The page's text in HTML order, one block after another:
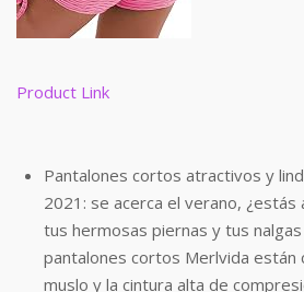
Product Link
Pantalones cortos atractivos y
2021: se acerca el verano,
tus hermosas piernas y tus
pantalones cortos Merlvida están
muslo y la cintura alta de